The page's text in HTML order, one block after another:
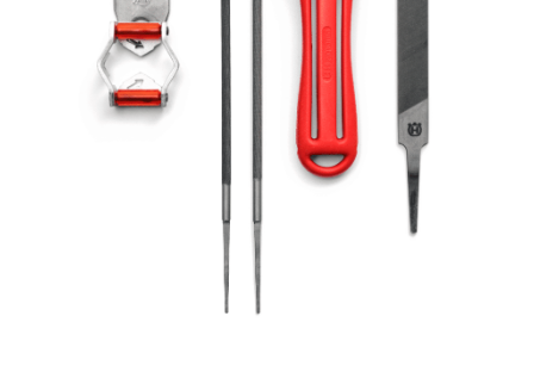
Tips og tricks
4.4 Google Reviews
4.7 Trustpilot